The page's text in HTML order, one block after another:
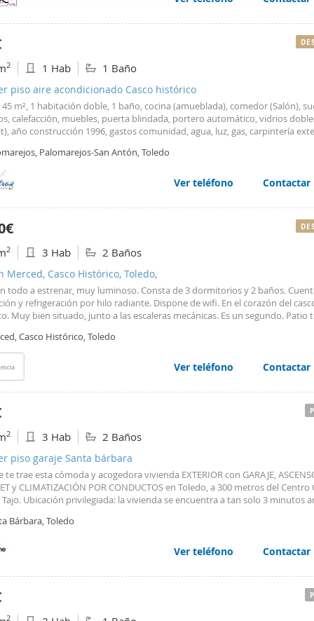
se usan para personalizar el contenido y los anuncios,
el tráfico. Además, compartimos información sobre el uso
de redes sociales, publicidad y análisis web, quienes
que les haya proporcionado o que hayan recopilado a
2 1 Hab 1 Baño
piso aire acondicionado Casco histórico
m², 1 habitación doble, 1 baño, cocina (amueblada), comedor (Salón),
calefacción, muebles, puerta blindada, portero automático, vidrios
año construcción 1996, gastos comunidad, agua, luz, gas, carpintería
Palomarejos-San Antón, Toledo
Ver teléfono Contactar
2 3 Hab 2 Baños
Merced, Casco Histórico, Toledo,
todo a estrenar, muy luminoso. Consta de 3 dormitorios y 2 baños.
y refrigeración por hilo radiante. Dispone de wifi. En el corazón del
Muy bien situado, junto a las escaleras mecánicas. Es un segundo. Patio
Casco Histórico, Toledo
Ver teléfono Contactar
2 3 Hab 2 Baños
piso garaje Santa bárbara
te trae esta cómoda y acogedora vivienda EXTERIOR con GARAJE,
y CLIMATIZACIÓN POR CONDUCTOS en Toledo, a 300 metros del Centro
Tajo. Ubicación privilegiada: la vivienda se encuentra a tan solo 3 minutos
Contrato de larga estancia (5 años) de obligado cumplimiento 2 años.
una experiencia inolvidable. ¡Alquila tu casa y dedícate a vivir! Este
principal con baño en suite - 2 cuartos de baño completos, uno en
principal - salón - comedor con climatización por conductos frío/calor y
- cocina independiente totalmente equipada con frigorífico, lavadora,
y microondas - climatización por conductos frío/calor en toda la vivienda
Bárbara, Toledo
Ver teléfono Contactar
2